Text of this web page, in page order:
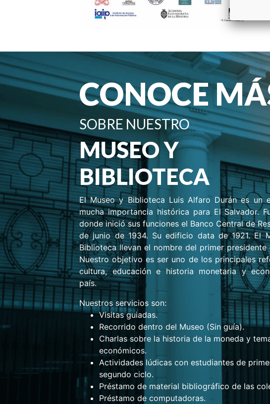
CONOCE
SOBRE NUESTRO
MUSEO Y
BIBLIOTECA
El Museo y Biblioteca Luis Alfaro Durán es un
mucha importancia histórica para El Salvador.
donde inició sus funciones el Banco Central de
de junio de 1934. Su edificio data de 1921. El
Biblioteca llevan el nombre del primer presidente
Nuestro objetivo es ser uno de los principales
cultura, educación e historia monetaria y
país.
Nuestros servicios son:
Visitas guiadas.
Recorrido dentro del Museo (Sin guía).
Charlas sobre la historia de la moneda y
económicos.
Actividades lúdicas con estudiantes de
segundo ciclo.
Préstamo de material bibliográfico de las
Préstamo de computadoras.